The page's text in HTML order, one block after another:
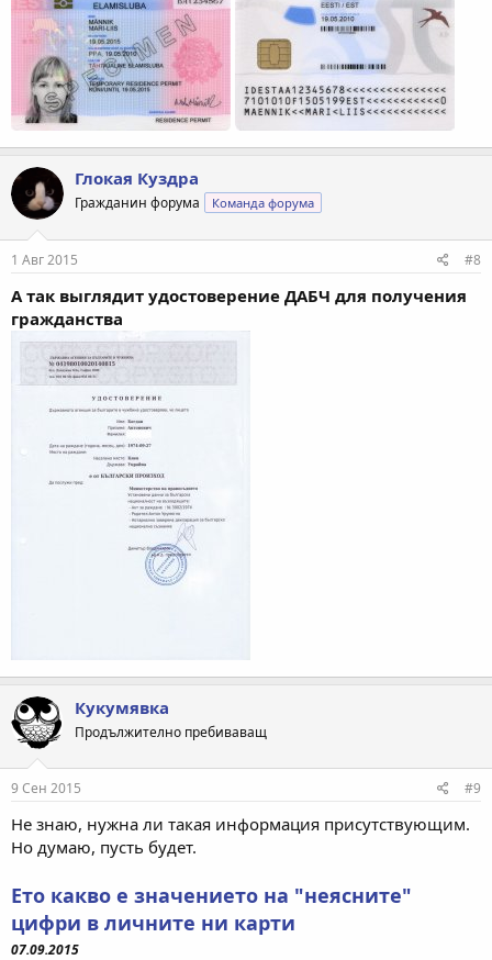
Глокая Куздра
Гражданин форума Команда форума
1 Авг 2015 #8
А так выглядит удостоверение ДАБЧ для получения
гражданства
Кукумявка
Продължително пребиваващ
9 Сен 2015 #9
Не знаю, нужна ли такая информация присутствующим.
Но думаю, пусть будет.
Ето какво е значението на "неясните"
цифри в личните ни карти
07.09.2015